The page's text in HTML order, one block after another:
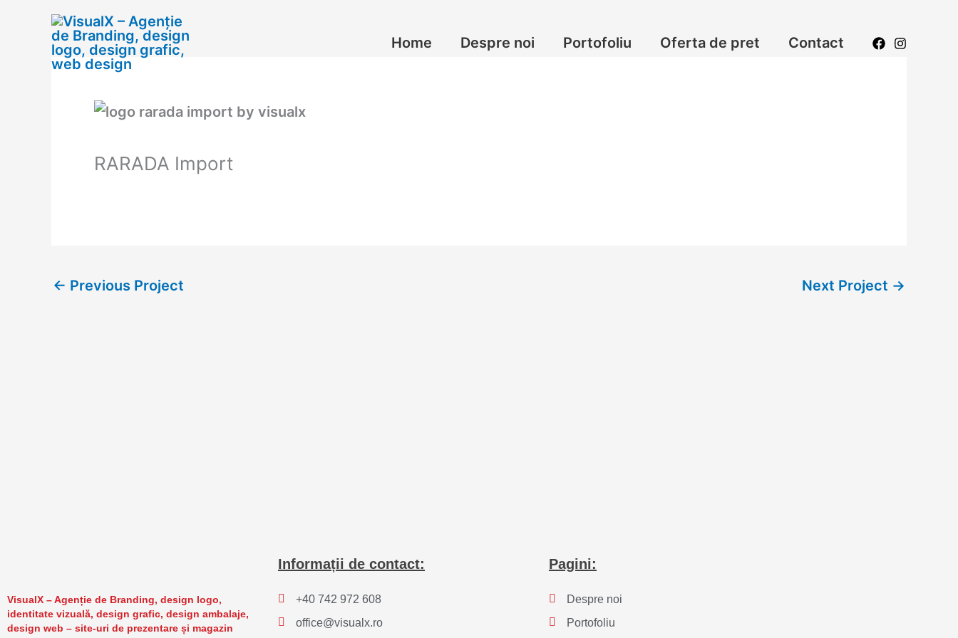
content
Home Despre noi Portofoliu Oferta de pret Contact
RARADA Import
← Previous Project Next Project →
VisualX – Agenție de Branding, design logo,
identitate vizuală, design grafic, design ambalaje,
design web – site-uri de prezentare și magazin
Informații de contact:
+40 742 972 608
office@visualx.ro
Pagini:
Despre noi
Portofoliu